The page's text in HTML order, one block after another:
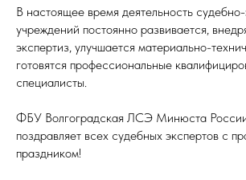
В настоящее время деятельность
учреждений постоянно развивается,
экспертиз, улучшается материально-
готовятся профессиональные
специалисты.
ФБУ Волгоградская ЛСЭ Минюста
поздравляет всех судебных экспертов с
праздником!